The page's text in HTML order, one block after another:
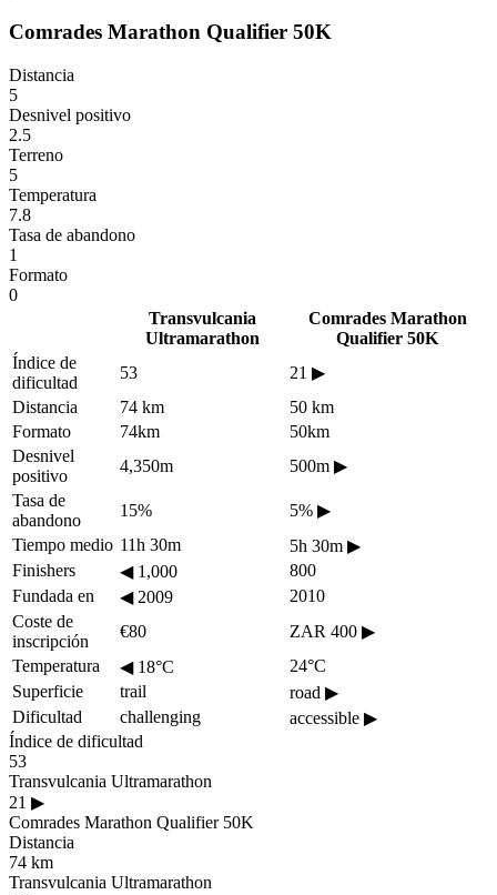
Comrades Marathon Qualifier 50K
Distancia
5
Desnivel positivo
2.5
Terreno
5
Temperatura
7.8
Tasa de abandono
1
Formato
0
Transvulcania
Ultramarathon
Comrades Marathon
Qualifier 50K
Índice de
dificultad
53 21 ▶
Distancia
74 km
50 km
Formato
74km
50km
Desnivel
positivo
4,350m 500m ▶
Tasa de
abandono
15% 5% ▶
Tiempo medio 11h 30m 5h 30m ▶
Finishers
◀1,000
800
Fundada en
◀2009
2010
Coste de
inscripción
€80 ZAR 400 ▶
Temperatura
◀18°C
24°C
Superficie
trail road ▶
Dificultad
challenging accessible ▶
Índice de dificultad
53
Transvulcania Ultramarathon
21 ▶
Comrades Marathon Qualifier 50K
Distancia
74 km
Transvulcania Ultramarathon